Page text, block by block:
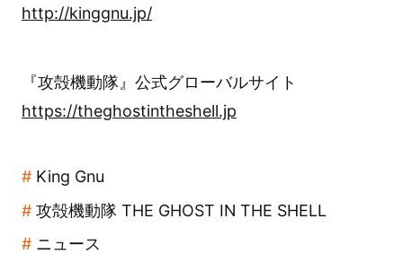
http://kinggnu.jp/
『攻殻機動隊』公式グローバルサイト
https://theghostintheshell.jp
King Gnu
攻殻機動隊 THE GHOST IN THE SHELL
ニュース